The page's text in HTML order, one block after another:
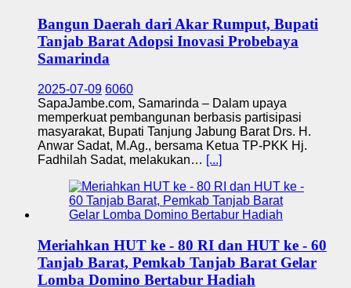
Bangun Daerah dari Akar Rumput, Bupati
Tanjab Barat Adopsi Inovasi Probebaya
Samarinda
2025-07-09 6060
SapaJambe.com, Samarinda – Dalam upaya
memperkuat pembangunan berbasis partisipasi
masyarakat, Bupati Tanjung Jabung Barat Drs. H.
Anwar Sadat, M.Ag., bersama Ketua TP-PKK Hj.
Fadhilah Sadat, melakukan… [...]
Meriahkan HUT ke - 80 RI dan HUT ke - 60
Tanjab Barat, Pemkab Tanjab Barat Gelar
Lomba Domino Bertabur Hadiah